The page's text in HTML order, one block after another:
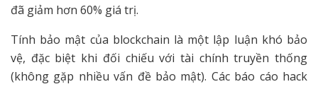
đã giảm hơn 60% giá trị.
Tính bảo mật của blockchain là một lập luận khó bảo
vệ, đặc biệt khi đối chiếu với tài chính truyền thống
(không gặp nhiều vấn đề bảo mật). Các báo cáo hack